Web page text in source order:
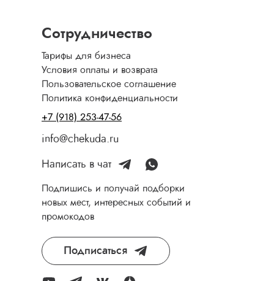
Сотрудничество
Тарифы для бизнеса
Условия оплаты и возврата
Пользовательское соглашение
Политика конфиденциальности
+7 (918) 253-47-56
info@chekuda.ru
Написать в чат
Подпишись и получай подборки
новых мест, интересных событий и
промокодов
Подписаться